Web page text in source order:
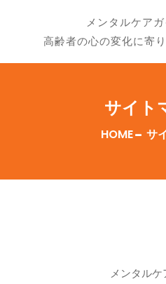
メンタルケア
高齢者の心の変化に寄
サイト
HOME サ
メンタルケ